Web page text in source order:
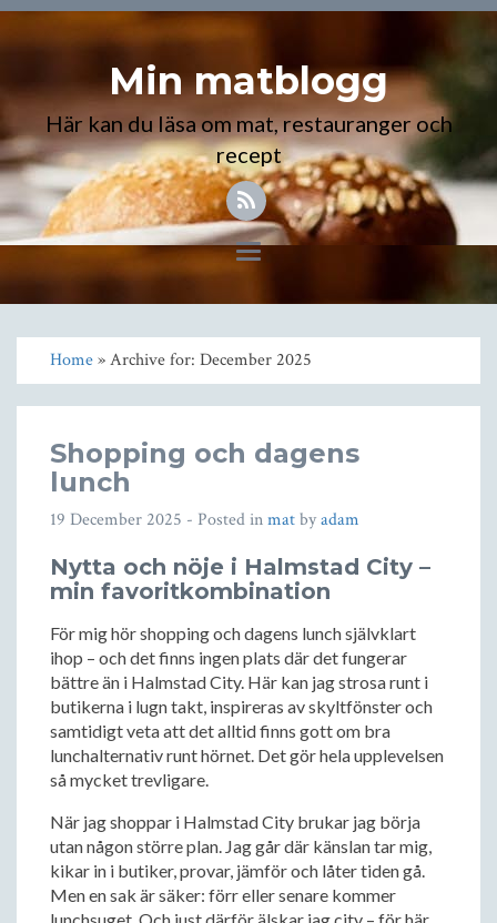
Min matblogg
Här kan du läsa om mat, restauranger och
recept
Toggle
Home» Archive for: December 2025
Shopping och dagens
lunch
19 December 2025 - Posted inmatbyadam
Nytta och nöje i Halmstad City –
min favoritkombination
För mig hör shopping och dagens lunch självklart
ihop – och det finns ingen plats där det fungerar
bättre än i Halmstad City. Här kan jag strosa runt i
butikerna i lugn takt, inspireras av skyltfönster och
samtidigt veta att det alltid finns gott om bra
lunchalternativ runt hörnet. Det gör hela upplevelsen
så mycket trevligare.
När jag shoppar i Halmstad City brukar jag börja
utan någon större plan. Jag går där känslan tar mig,
kikar in i butiker, provar, jämför och låter tiden gå.
Men en sak är säker: förr eller senare kommer